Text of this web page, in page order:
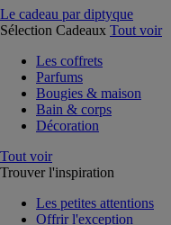
Le cadeau par diptyque
Sélection Cadeaux Tout voir
Les coffrets
Parfums
Bougies & maison
Bain & corps
Décoration
Tout voir
Trouver l'inspiration
Les petites attentions
Offrir l'exception